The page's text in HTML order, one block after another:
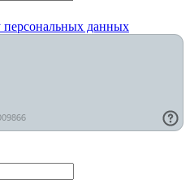
персональных данных